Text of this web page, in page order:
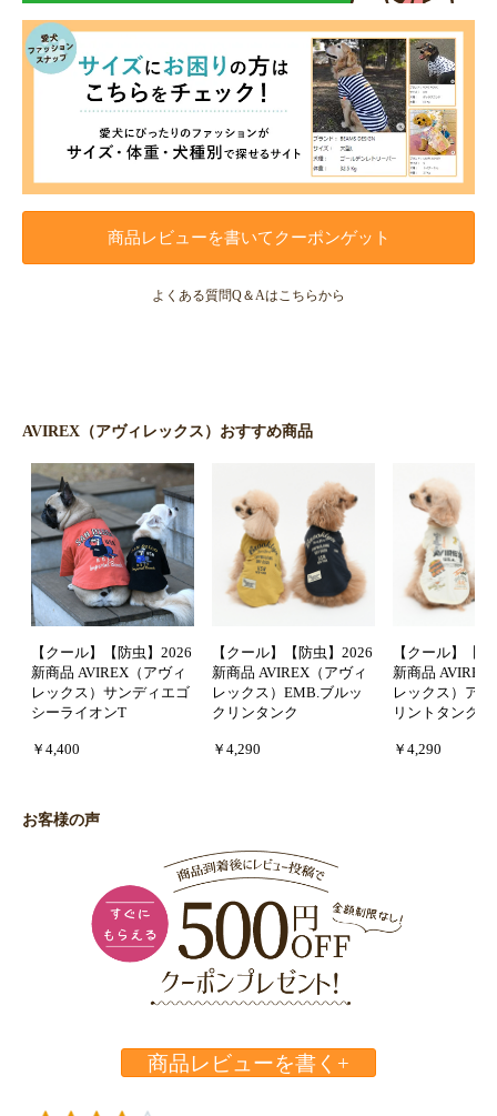
商品レビューを書いてクーポンゲット
よくある質問Q＆Aはこちらから
AVIREX（アヴィレックス）おすすめ商品
【クール】【防虫】2026
新商品 AVIREX（アヴィ
レックス）サンディエゴ
シーライオンT
￥4,400
【クール】【防虫】2026
新商品 AVIREX（アヴィ
レックス）EMB.ブルッ
クリンタンク
￥4,290
【クール】【
新商品 AVIREX
レックス）ア
リントタンク
￥4,290
お客様の声
商品レビューを書く+